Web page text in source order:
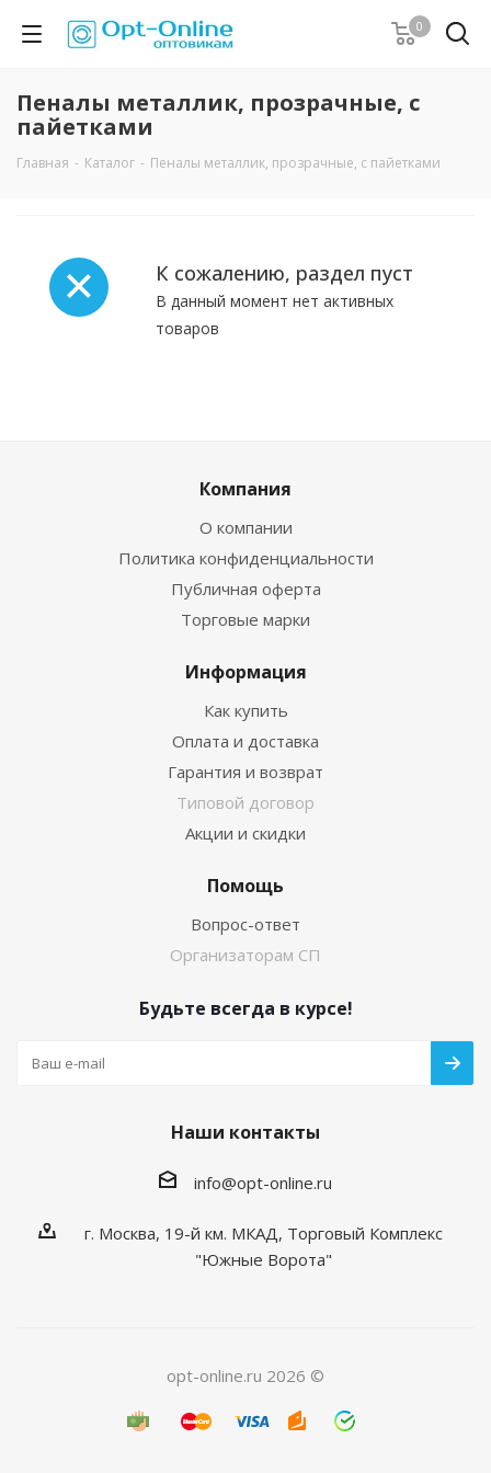
0
Пеналы металлик, прозрачные, с
пайетками
Главная - Каталог - Пеналы металлик, прозрачные, с пайетками
К сожалению, раздел пуст
В данный момент нет активных
товаров
Компания
О компании
Политика конфиденциальности
Публичная оферта
Торговые марки
Информация
Как купить
Оплата и доставка
Гарантия и возврат
Типовой договор
Акции и скидки
Помощь
Вопрос-ответ
Организаторам СП
Будьте всегда в курсе!
Наши контакты
info@opt-online.ru
г. Москва, 19-й км. МКАД, Торговый Комплекс
"Южные Ворота"
opt-online.ru 2026 ©